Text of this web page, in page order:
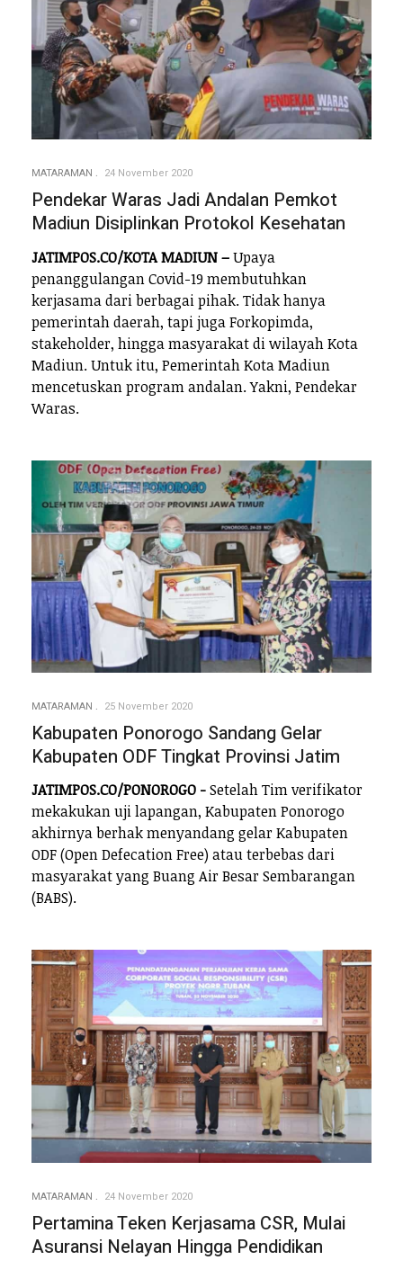
MATARAMAN 24 November 2020
Pendekar Waras Jadi Andalan Pemkot
Madiun Disiplinkan Protokol Kesehatan
JATIMPOS.CO/KOTA MADIUN –Upaya
penanggulangan Covid-19 membutuhkan
kerjasama dari berbagai pihak. Tidak hanya
pemerintah daerah, tapi juga Forkopimda,
stakeholder, hingga masyarakat di wilayah Kota
Madiun. Untuk itu, Pemerintah Kota Madiun
mencetuskan program andalan. Yakni, Pendekar
Waras.
MATARAMAN 25 November 2020
Kabupaten Ponorogo Sandang Gelar
Kabupaten ODF Tingkat Provinsi Jatim
JATIMPOS.CO/PONOROGO -Setelah Tim verifikator
mekakukan uji lapangan, Kabupaten Ponorogo
akhirnya berhak menyandang gelar Kabupaten
ODF (Open Defecation Free) atau terbebas dari
masyarakat yang Buang Air Besar Sembarangan
(BABS).
MATARAMAN 24 November 2020
Pertamina Teken Kerjasama CSR, Mulai
Asuransi Nelayan Hingga Pendidikan